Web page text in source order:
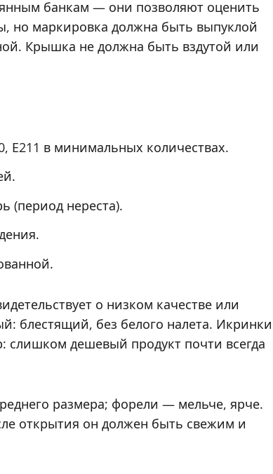
банкам — они позволяют оценить
но маркировка должна быть выпуклой
Крышка не должна быть вздутой или
Е211 в минимальных количествах.
(период нереста).
о низком качестве или
блестящий, без белого налета. Икринки
дешевый продукт почти всегда
размера; форели — мельче, ярче.
открытия он должен быть свежим и